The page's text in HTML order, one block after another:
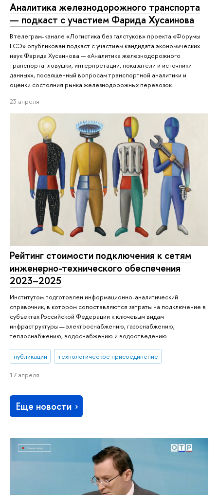
Аналитика железнодорожного транспорта
— подкаст с участием Фарида Хусаинова
В телеграм-канале «Логистика без галстуков» проекта «Форумы
ЕСЭ» опубликован подкаст с участием кандидата экономических
наук Фарида Хусаинова — «Аналитика железнодорожного
транспорта: ловушки, интерпретации, показатели и источники
данных», посвященный вопросам транспортной аналитики и
оценки состояния рынка железнодорожных перевозок.
23 апреля
Рейтинг стоимости подключения к сетям
инженерно-технического обеспечения
2023–2025
Институтом подготовлен информационно-аналитический
справочник, в котором сопоставляются затраты на подключение в
субъектах Российской Федерации к ключевым видам
инфраструктуры — электроснабжению, газоснабжению,
теплоснабжению, водоснабжению и водоотведению.
публикации технологическое присоединение
17 апреля
Еще новости